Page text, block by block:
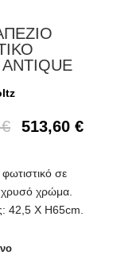
€ 513,60€
σε
χρυσό χρώμα.
42,5 Χ Η65cm.